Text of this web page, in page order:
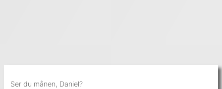
Ser du månen, Daniel?